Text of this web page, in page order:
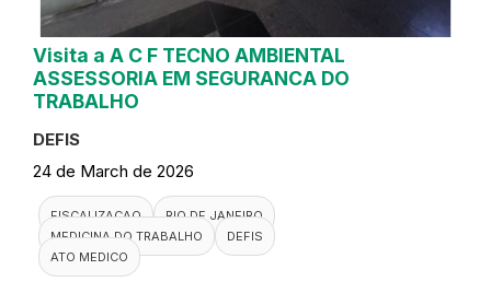
Visita a A C F TECNO AMBIENTAL
ASSESSORIA EM SEGURANCA DO
TRABALHO
DEFIS
24 de March de 2026
FISCALIZACAO
RIO DE JANEIRO
MEDICINA DO TRABALHO
DEFIS
ATO MEDICO